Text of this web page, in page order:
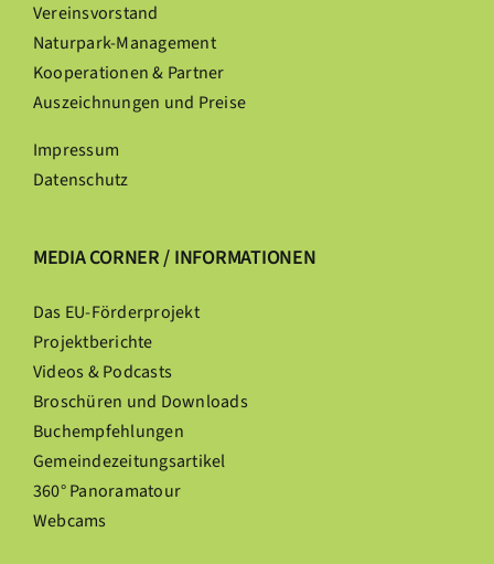
Vereinsvorstand
Naturpark-Management
Kooperationen & Partner
Auszeichnungen und Preise
Impressum
Datenschutz
MEDIA CORNER / INFORMATIONEN
Das EU-Förderprojekt
Projektberichte
Videos & Podcasts
Broschüren und Downloads
Buchempfehlungen
Gemeindezeitungsartikel
360° Panoramatour
Webcams